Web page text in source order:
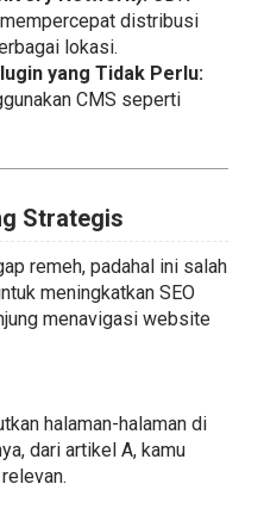
distribusi
lokasi.
yang Tidak Perlu:
CMS seperti
Strategis
remeh, padahal ini salah
meningkatkan SEO
menavigasi website
halaman-halaman di
dari artikel A, kamu